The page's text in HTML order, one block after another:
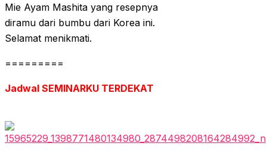
Mie Ayam Mashita yang resepnya
diramu dari bumbu dari Korea ini.
Selamat menikmati.
=========
Jadwal SEMINARKU TERDEKAT